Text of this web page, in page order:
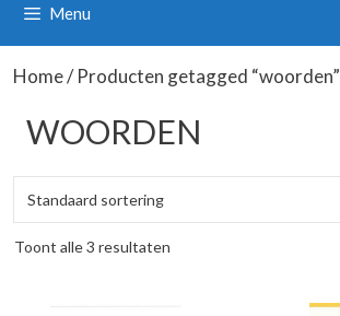
Menu
Home/ Producten getagged “woorden”
WOORDEN
Toont alle 3 resultaten